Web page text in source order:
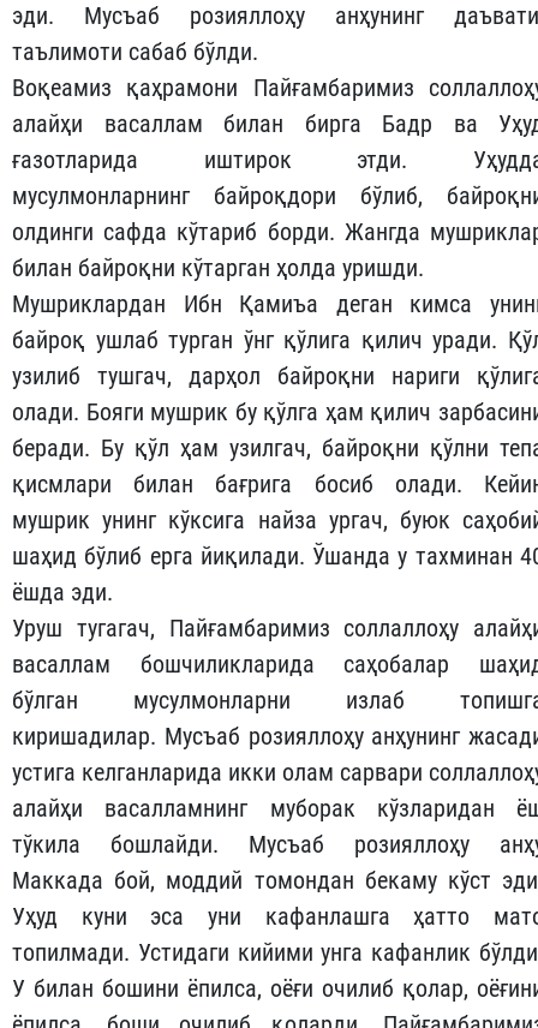
эди. Мусъаб розияллоҳу анҳунинг
таълимоти сабаб бўлди.
Воқеамиз қаҳрамони Пайғамбаримиз
алайҳи васаллам билан бирга Бадр ва
ғазотларида иштирок этди.
мусулмонларнинг байроқдори бўлиб,
олдинги сафда кўтариб борди. Жангда
билан байроқни кўтарган ҳолда уришди.
Мушриклардан Ибн Қамиъа деган кимса
байроқ ушлаб турган ўнг қўлига қилич уради.
узилиб тушгач, дарҳол байроқни нариги
олади. Бояги мушрик бу қўлга ҳам қилич
беради. Бу қўл ҳам узилгач, байроқни қўлни
қисмлари билан бағрига босиб олади.
мушрик унинг кўксига найза ургач, буюк
шаҳид бўлиб ерга йиқилади. Ўшанда у тахминан
ёшда эди.
Уруш тугагач, Пайғамбаримиз соллаллоҳу
васаллам бошчиликларида саҳобалар
бўлган мусулмонларни излаб
киришадилар. Мусъаб розияллоҳу анҳунинг
устига келганларида икки олам сарвари
алайҳи васалламнинг муборак кўзларидан
тўкила бошлайди. Мусъаб розияллоҳу
Маккада бой, моддий томондан бекаму кўст
Уҳуд куни эса уни кафанлашга ҳатто
топилмади. Устидаги кийими унга кафанлик
У билан бошини ёпилса, оёғи очилиб қолар,